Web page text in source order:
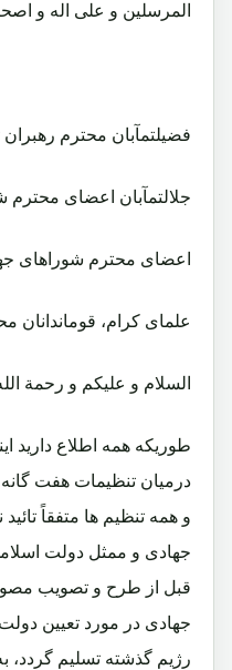
المرسلین و علی اله و
فضیلتمآبان محترم
جلالتمآبان اعضای
اعضای محترم شوراهای
علمای کرام، قوماندانان
السلام و علیکم و رحمة
طوریکه همه اطلاع دارید
درمیان تنظیمات هفت
و همه تنظیم ها متفقاً
جهادی و ممثل دولت
قبل از طرح و تصویب
جهادی در مورد تعیین
رژیم گذشته تسلیم گردد،